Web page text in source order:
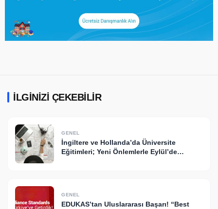
İLGINIZI ÇEKEBILIR
GENEL
İngiltere ve Hollanda’da Üniversite
Eğitimleri; Yeni Önlemlerle Eylül’de
GENEL
EDUKAS’tan Uluslararası Başarı! “Best